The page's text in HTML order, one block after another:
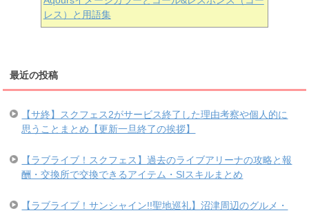
レス）と用語集
最近の投稿
【サ終】スクフェス2がサービス終了した理由考察や個人的に
思うことまとめ【更新一旦終了の挨拶】
【ラブライブ！スクフェス】過去のライブアリーナの攻略と報
酬・交換所で交換できるアイテム・SIスキルまとめ
【ラブライブ！サンシャイン!!聖地巡礼】沼津周辺のグルメ・